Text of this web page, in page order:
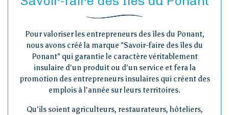
Pour valoriser les entrepreneurs des îles du Ponant,
nous avons créé la marque "Savoir-faire des îles du
Ponant" qui garantie le caractère véritablement
insulaire d'un produit ou d'un service et fera la
promotion des entrepreneurs insulaires qui créent des
emplois à l'année sur leurs territoires.
Qu'ils soient agriculteurs, restaurateurs, hôteliers,